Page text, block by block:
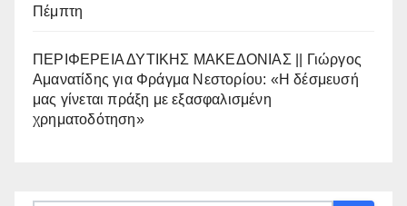
Πέμπτη
ΠΕΡΙΦΕΡΕΙΑ ΔΥΤΙΚΗΣ ΜΑΚΕΔΟΝΙΑΣ || Γιώργος
Αμανατίδης για Φράγμα Νεστορίου: «Η δέσμευσή
μας γίνεται πράξη με εξασφαλισμένη
χρηματοδότηση»